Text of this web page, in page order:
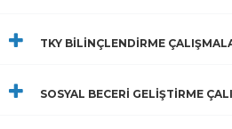
TKY BİLİNÇLENDİRME
SOSYAL BECERİ GELİŞTİRME